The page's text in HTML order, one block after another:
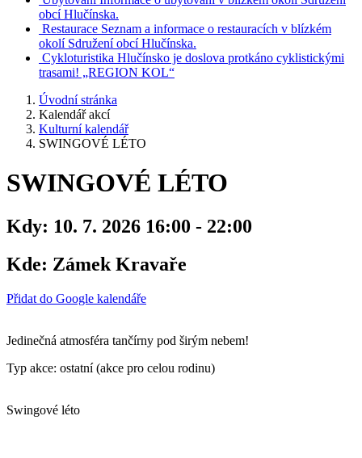
obcí Hlučínska.
Restaurace Seznam a informace o restauracích v blízkém
okolí Sdružení obcí Hlučínska.
Cykloturistika Hlučínsko je doslova protkáno cyklistickými
trasami! „REGION KOL“
Úvodní stránka
Kalendář akcí
Kulturní kalendář
SWINGOVÉ LÉTO
SWINGOVÉ LÉTO
Kdy: 10. 7. 2026 16:00 - 22:00
Kde: Zámek Kravaře
Přidat do Google kalendáře
Jedinečná atmosféra tančírny pod širým nebem!
Typ akce: ostatní (akce pro celou rodinu)
Swingové léto